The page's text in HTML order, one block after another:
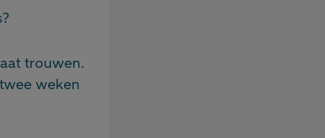
trouwen.
weken